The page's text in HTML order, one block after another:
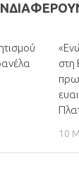
στη
10